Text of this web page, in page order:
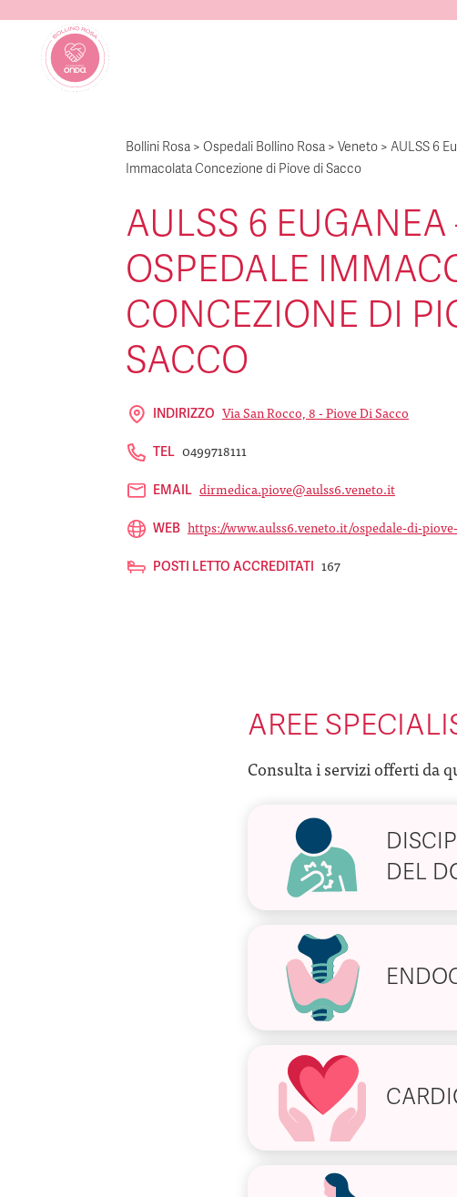
Bollini Rosa > Ospedali Bollino Rosa > Veneto > AULSS 6
Immacolata Concezione di Piove di Sacco
AULSS 6 EUGANEA
OSPEDALE
CONCEZIONE DI
SACCO
INDIRIZZO Via San Rocco, 8 - Piove Di Sacco
TEL 0499718111
EMAIL dirmedica.piove@aulss6.veneto.it
WEB https://www.aulss6.veneto.it/ospedale-di-
POSTI LETTO ACCREDITATI 167
AREE
Consulta i servizi offerti da
DEL